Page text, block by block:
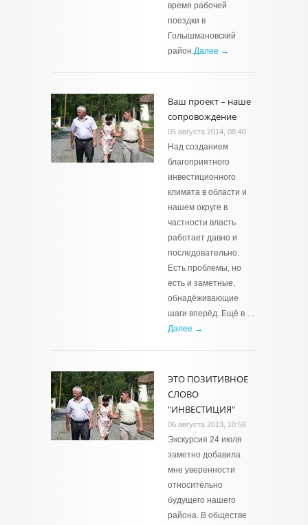
время рабочей
поездки в
Голышмановский
район.Далее →
Ваш проект – наше
сопровождение
05 августа 2014, 08:40
Над созданием
благоприятного
инвестиционного
климата в области и
нашем округе в
частности власть
работает давно и
последовательно.
Есть проблемы, но
есть и заметные,
обнадёживающие
шаги вперёд. Ещё в …
Далее →
ЭТО ПОЗИТИВНОЕ
СЛОВО
"ИНВЕСТИЦИЯ"
06 августа 2013, 10:56
Экскурсия 24 июля
заметно добавила
мне уверенности
относительно
будущего нашего
района. В обществе